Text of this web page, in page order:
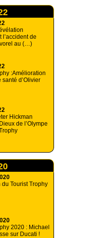
l’accident de
au (…)
:Amélioration
santé d’Olivier
Hickman
de l’Olympe
Tourist Trophy
2020 : Michael
sur Ducati !